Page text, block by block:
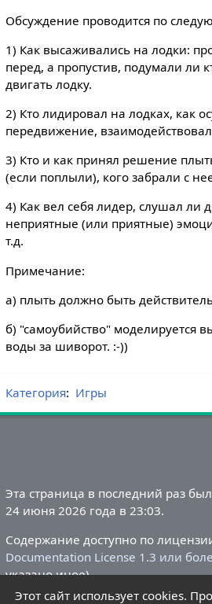
Обсуждение проводится по
1) Как высаживались на лодки:
перед, а пропустив, подумали ли
двигать лодку.
2) Кто лидировал на лодках, как
передвижение,
3) Кто и как принял решение
(если поплыли), кого забрали с
4) Как вел себя лидер, слушал ли
неприятные (или приятные)
т.д.
Примечание:
а) плыть должно быть
б) "самоубийство" моделируется
воды за шиворот. :-))
Категория: Игры
Эта страница в последний раз
24 июня 2026 года в 23:03.
Содержание доступно по
Documentation License 1.3 или
указано иное).
Этот сайт использует cookies.